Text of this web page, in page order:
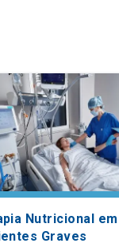
Nutricional em
Graves